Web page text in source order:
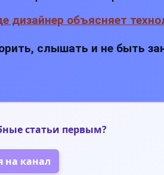
слышать и не быть
статьи первым?
на канал